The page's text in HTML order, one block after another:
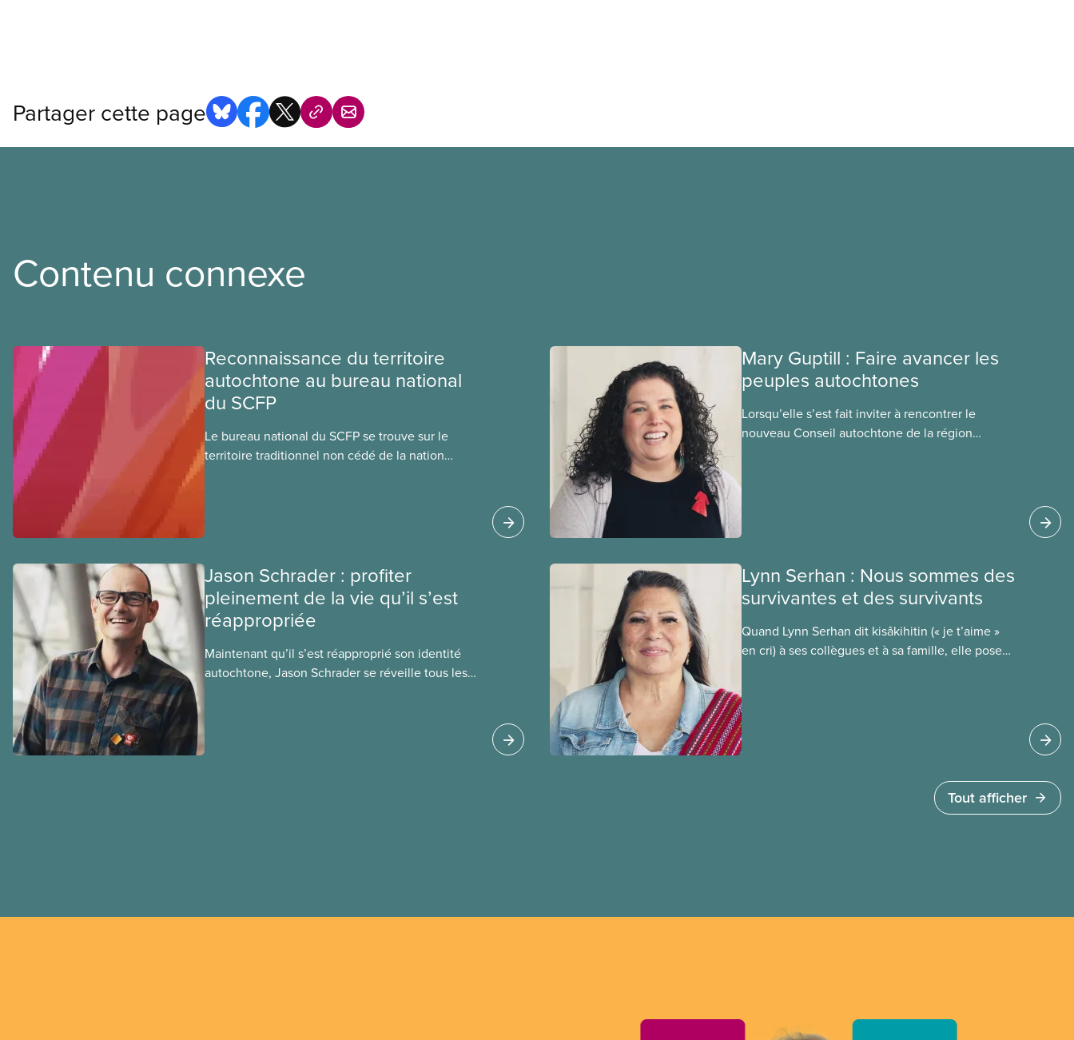
Partager cette page
Contenu connexe
Reconnaissance du territoire
autochtone au bureau national
du SCFP
Le bureau national du SCFP se trouve sur le
territoire traditionnel non cédé de la nation
Mary Guptill : Faire avancer les
peuples autochtones
Lorsqu’elle s’est fait inviter à rencontrer le
nouveau Conseil autochtone de la région
des Autochtones.
Jason Schrader : profiter
pleinement de la vie qu’il s’est
réappropriée
Maintenant qu’il s’est réapproprié son identité
autochtone, Jason Schrader se réveille tous les
Lynn Serhan : Nous sommes des
survivantes et des survivants
Quand Lynn Serhan dit kisâkihitin (« je t’aime »
en cri) à ses collègues et à sa famille, elle pose
Tout afficher